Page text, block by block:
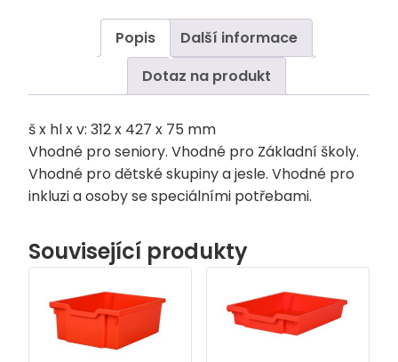
Popis
Další informace
Dotaz na produkt
š x hl x v: 312 x 427 x 75 mm
Vhodné pro seniory. Vhodné pro Základní školy.
Vhodné pro dětské skupiny a jesle. Vhodné pro
inkluzi a osoby se speciálními potřebami.
Související produkty